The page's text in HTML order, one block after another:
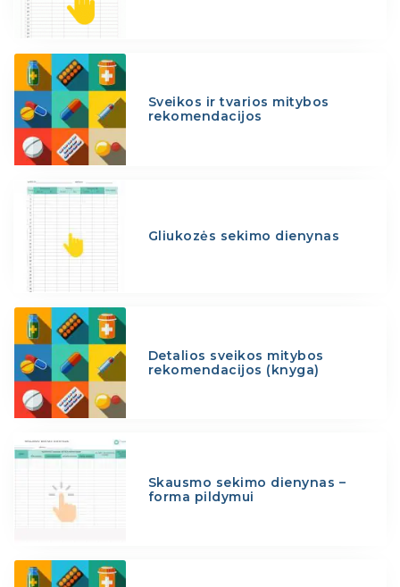
Sveikos ir tvarios mitybos
rekomendacijos
Gliukozės sekimo dienynas
Detalios sveikos mitybos
rekomendacijos (knyga)
Skausmo sekimo dienynas –
forma pildymui